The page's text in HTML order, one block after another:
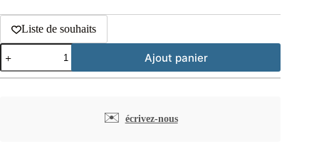
Liste de souhaits
quantité
de
Collier
Ajout panier
✉️ écrivez-nous